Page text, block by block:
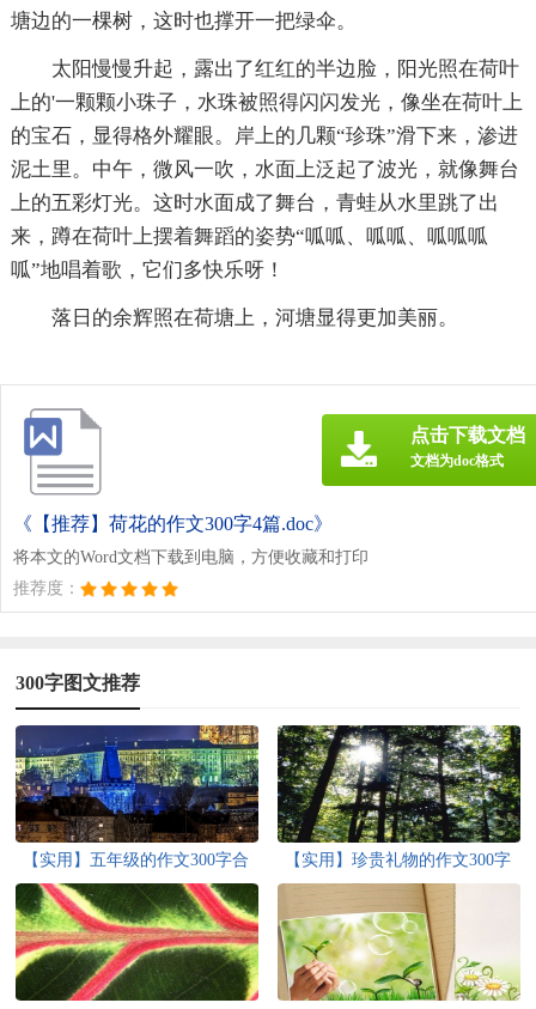
塘边的一棵树，这时也撑开一把绿伞。
太阳慢慢升起，露出了红红的半边脸，阳光照在荷叶
上的'一颗颗小珠子，水珠被照得闪闪发光，像坐在荷叶上
的宝石，显得格外耀眼。岸上的几颗“珍珠”滑下来，渗进
泥土里。中午，微风一吹，水面上泛起了波光，就像舞台
上的五彩灯光。这时水面成了舞台，青蛙从水里跳了出
来，蹲在荷叶上摆着舞蹈的姿势“呱呱、呱呱、呱呱呱
呱”地唱着歌，它们多快乐呀！
落日的余辉照在荷塘上，河塘显得更加美丽。
《【推荐】荷花的作文300字4篇.doc》
将本文的Word文档下载到电脑，方便收藏和打印
推荐度：
点击下载文档
文档为doc格式
300字图文推荐
【实用】五年级的作文300字合
集8篇
【实用】珍贵礼物的作文300字
合集五篇